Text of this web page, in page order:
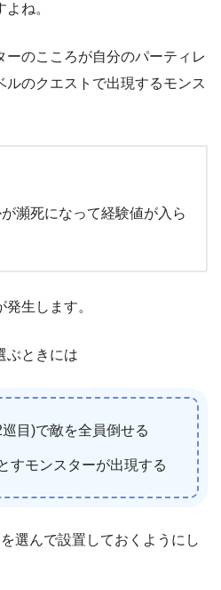
ね。
ーのこころが自分のパーティレ
のクエストで出現するモンス
瀕死になって経験値が入ら
生します。
ぶときには
目)で敵を全員倒せる
すモンスターが出現する
選んで設置しておくようにし